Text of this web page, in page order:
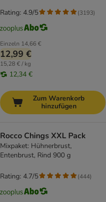
Einzeln 14,66 €
12,99 €
15,28 € / kg
12,34 €
Rating: 4.9/5 (3193)
Zum Warenkorb
hinzufügen
Rocco Chings XXL Pack
Mixpaket: Hühnerbrust,
Entenbrust, Rind 900 g
Rating: 4.7/5 (444)